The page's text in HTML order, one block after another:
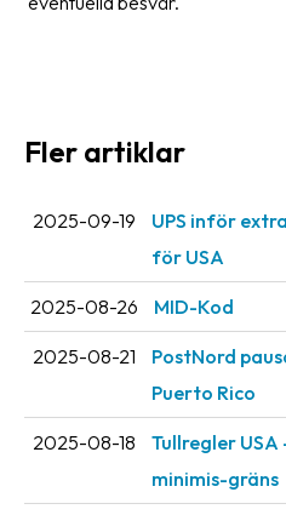
Frakthandlingar
Leveransvillkor
Upphämtningar
Manualer
Nedladdningar
Streckkodsläsare
Fler artiklar
2025-09-19
UPS inför
för USA
2025-08-26 MID-Kod
2025-08-21
PostNord
Puerto Rico
2025-08-18
Tullregler
minimis-gräns